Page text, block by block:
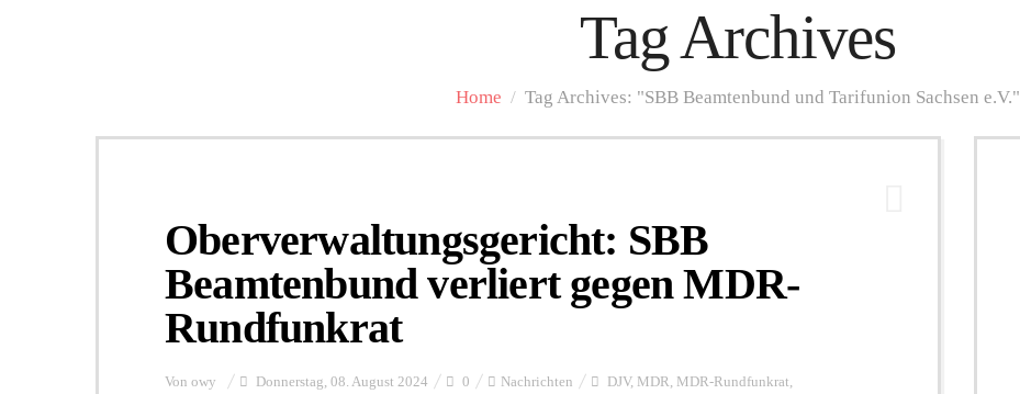
Tag Archives
Home / Tag Archives: "SBB Beamtenbund und Tarifunion Sachsen e.V."
Oberverwaltungsgericht: SBB
Beamtenbund verliert gegen MDR-
Rundfunkrat
Von owy Donnerstag, 08. August 2024 0 Nachrichten DJV, MDR MDR-Rundfunkrat